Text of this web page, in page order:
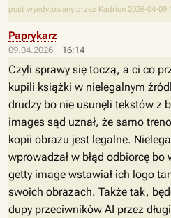
post wyedytowany przez Kadrion 2026-04-09
09.04.2026 16:14
Paprykarz
Czyli sprawy się toczą, a ci co
kupili książki w nielegalnym
drudzy bo nie usunęli tekstów z
images sąd uznał, że samo
kopii obrazu jest legalne.
wprowadzał w błąd odbiorcę
getty image wstawiał ich logo
swoich obrazach. Także tak,
dupy przeciwników AI przez